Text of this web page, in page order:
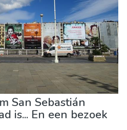
San Sebastián
is... En een bezoek